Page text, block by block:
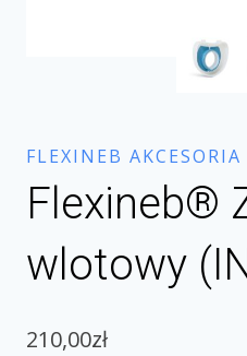
FLEXINEB AKCESORIA
Flexineb®
wlotowy
210,00zł